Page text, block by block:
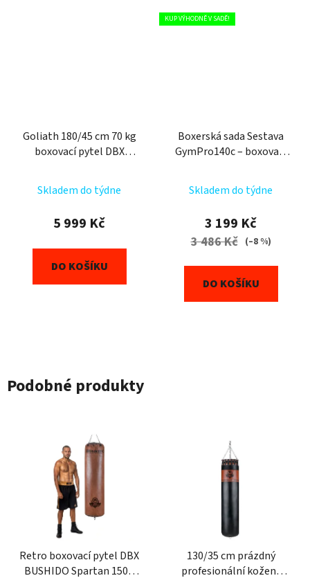
Goliath 180/45 cm 70 kg
boxovací pytel DBX
Skladem do týdne
5 999 Kč
DO KOŠÍKU
KUP VÝHODNĚ V SADĚ!
Boxerská sada Sestava
GymPro140c – boxovací
boxerské rukavice 14 oz. +
montáž + omotávka
Skladem do týdne
3 199 Kč
3 486 Kč (–8 %)
DO KOŠÍKU
Podobné produkty
Retro boxovací pytel DBX
BUSHIDO Spartan 150 x
130/35 cm prázdný
profesionální kožený